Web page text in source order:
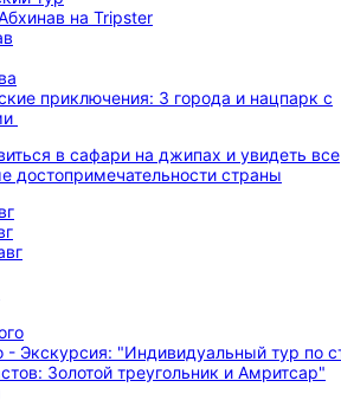
приключения: 3 города и нацпарк с
в сафари на джипах и увидеть все
достопримечательности страны